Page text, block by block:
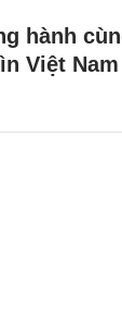
hành
Việt Nam